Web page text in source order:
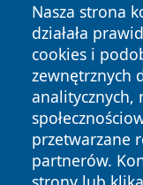
Nasza strona
działała
cookies i
zewnętrznych
analitycznych,
przetwarzane
partnerów.
Copyright © 2026
News Autorzy